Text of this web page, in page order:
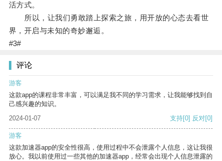
活方式。
所以，让我们勇敢踏上探索之旅，用开放的心态去看世
界，开启与未知的奇妙邂逅。
#3#
评论
游客
这款app的课程非常丰富，可以满足我不同的学习需求，让我能够找到自
己感兴趣的知识。
2024-01-07
支持[0] 反对[0]
游客
这款加速器app的安全性很高，使用过程中不会泄露个人信息，这让我很
放心。我以前使用过一些其他的加速器app，经常会出现个人信息泄露的